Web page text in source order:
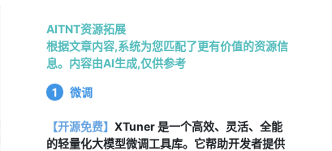
AITNT资源拓展
根据文章内容,系统为您匹配了更有价值的资源信
息。内容由AI生成,仅供参考
1 微调
【开源免费】 XTuner 是一个高效、灵活、全能
的轻量化大模型微调工具库。它帮助开发者提供